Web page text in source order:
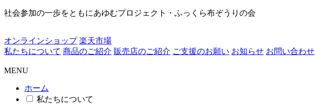
社会参加の一歩をともにあゆむプロジェクト・ふっくら布ぞうりの会
オンラインショップ 楽天市場
私たちについて 商品のご紹介 販売店のご紹介 ご支援のお願い お知らせ お問い合わせ
MENU
ホーム
私たちについて